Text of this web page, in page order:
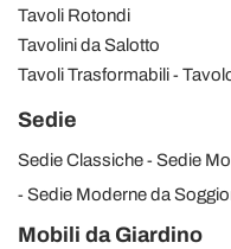
Tavoli Rotondi
Tavolini da Salotto
Tavoli Trasformabili
Sedie
Sedie Classiche
Sedie
Sedie Moderne da
Mobili da Giardino